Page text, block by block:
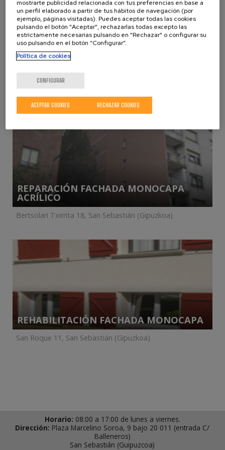
VIVIENDAS
MANTENIMIENTO
DE CUBIERTAS
MANTENIMIENTO
DE ARQUETAS Y
TUBERÍAS
LIMPIEZA DE
ACRÍLICO
REPARACIÓN FACHADA MONOCAPA
ACRÍLICO
Bertsolari Txirrita 18, San Sebastián (Gipuzkoa)
REHABILITACIÓN FACHADA MONOCAPA
San Roque 11, San Sebastián (Gipuzkoa)
Horario: 08:00 a 17:00 de lunes a viernes.
Dirección: Plaza Marcelino Soroa, 9 bajo 20 011 (entrada C/
Balleneros)
San Sebastián (Guipuzcoa)
mostrarte publicidad relacionada con tus preferencias en base a
un perfil elaborado a partir de tus hábitos de navegación (por
ejemplo, páginas visitadas). Puedes aceptar todas las cookies
pulsando el botón "Aceptar", rechazarlas todas excepto las
estrictamente necesarias pulsando en "Rechazar" o configurar su
uso pulsando en el botón “Configurar”.
Política de cookies
CONFIGURAR
RECHAZAR COOKIES
ACEPTAR COOKIES